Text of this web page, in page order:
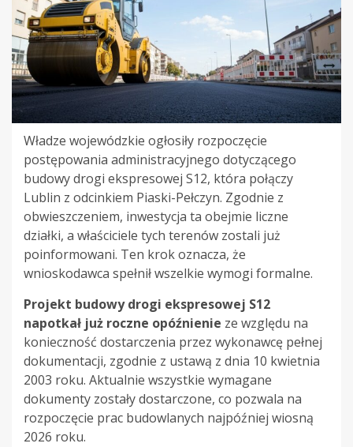
Władze wojewódzkie ogłosiły rozpoczęcie
postępowania administracyjnego dotyczącego
budowy drogi ekspresowej S12, która połączy
Lublin z odcinkiem Piaski-Pełczyn. Zgodnie z
obwieszczeniem, inwestycja ta obejmie liczne
działki, a właściciele tych terenów zostali już
poinformowani. Ten krok oznacza, że
wnioskodawca spełnił wszelkie wymogi formalne.
Projekt budowy drogi ekspresowej S12
napotkał już roczne opóźnienie ze względu na
konieczność dostarczenia przez wykonawcę pełnej
dokumentacji, zgodnie z ustawą z dnia 10 kwietnia
2003 roku. Aktualnie wszystkie wymagane
dokumenty zostały dostarczone, co pozwala na
rozpoczęcie prac budowlanych najpóźniej wiosną
2026 roku.